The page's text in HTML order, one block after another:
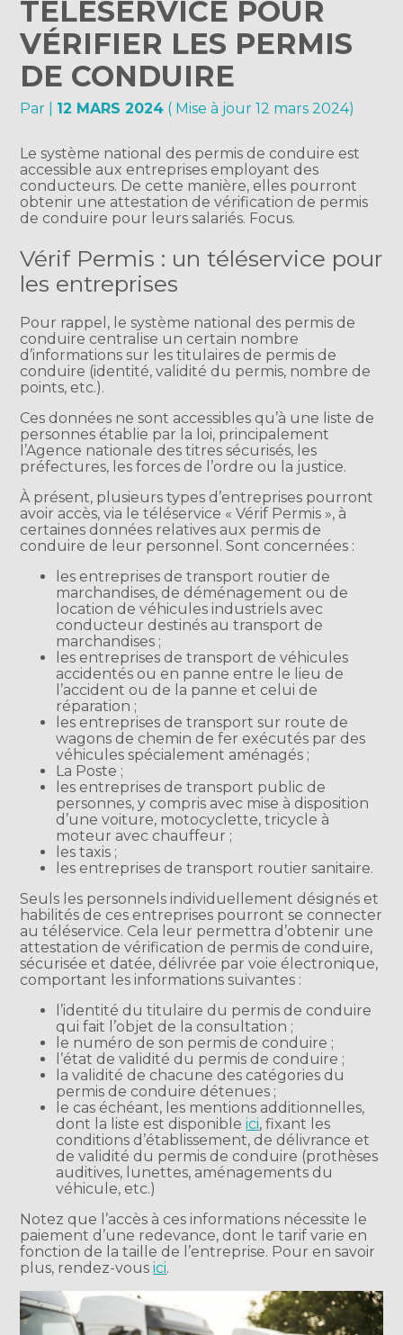
TÉLÉSERVICE POUR
VÉRIFIER LES PERMIS
DE CONDUIRE
Par 12 MARS 2024 ( Mise à jour 12 mars 2024)
Le système national des permis de conduire est
accessible aux entreprises employant des
conducteurs. De cette manière, elles pourront
obtenir une attestation de vérification de permis
de conduire pour leurs salariés. Focus.
Vérif Permis : un téléservice pour
les entreprises
Pour rappel, le système national des permis de
conduire centralise un certain nombre
d’informations sur les titulaires de permis de
conduire (identité, validité du permis, nombre de
points, etc.).
Ces données ne sont accessibles qu’à une liste de
personnes établie par la loi, principalement
l’Agence nationale des titres sécurisés, les
préfectures, les forces de l’ordre ou la justice.
À présent, plusieurs types d’entreprises pourront
avoir accès, via le téléservice « Vérif Permis », à
certaines données relatives aux permis de
conduire de leur personnel. Sont concernées :
les entreprises de transport routier de
marchandises, de déménagement ou de
location de véhicules industriels avec
conducteur destinés au transport de
marchandises ;
les entreprises de transport de véhicules
accidentés ou en panne entre le lieu de
l’accident ou de la panne et celui de
réparation ;
les entreprises de transport sur route de
wagons de chemin de fer exécutés par des
véhicules spécialement aménagés ;
La Poste ;
les entreprises de transport public de
personnes, y compris avec mise à disposition
d’une voiture, motocyclette, tricycle à
moteur avec chauffeur ;
les taxis ;
les entreprises de transport routier sanitaire.
Seuls les personnels individuellement désignés et
habilités de ces entreprises pourront se connecter
au téléservice. Cela leur permettra d’obtenir une
attestation de vérification de permis de conduire,
sécurisée et datée, délivrée par voie électronique,
comportant les informations suivantes :
l’identité du titulaire du permis de conduire
qui fait l’objet de la consultation ;
le numéro de son permis de conduire ;
l’état de validité du permis de conduire ;
la validité de chacune des catégories du
permis de conduire détenues ;
le cas échéant, les mentions additionnelles,
dont la liste est disponibleici, fixant les
conditions d’établissement, de délivrance et
de validité du permis de conduire (prothèses
auditives, lunettes, aménagements du
véhicule, etc.)
Notez que l’accès à ces informations nécessite le
paiement d’une redevance, dont le tarif varie en
fonction de la taille de l’entreprise. Pour en savoir
plus, rendez-vousici.